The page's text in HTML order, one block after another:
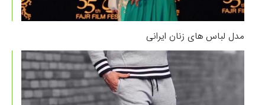
مدل لباس های زنان ایرانی